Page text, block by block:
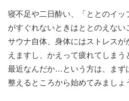
寝不足や二日酔い、「ととのイッ
がすぐれないときはととのえない
サウナ自体、身体にはストレスが
えますし、かえって疲れてしまう
最近なんだか…という方は、まず
整えるところから始めてみましょ